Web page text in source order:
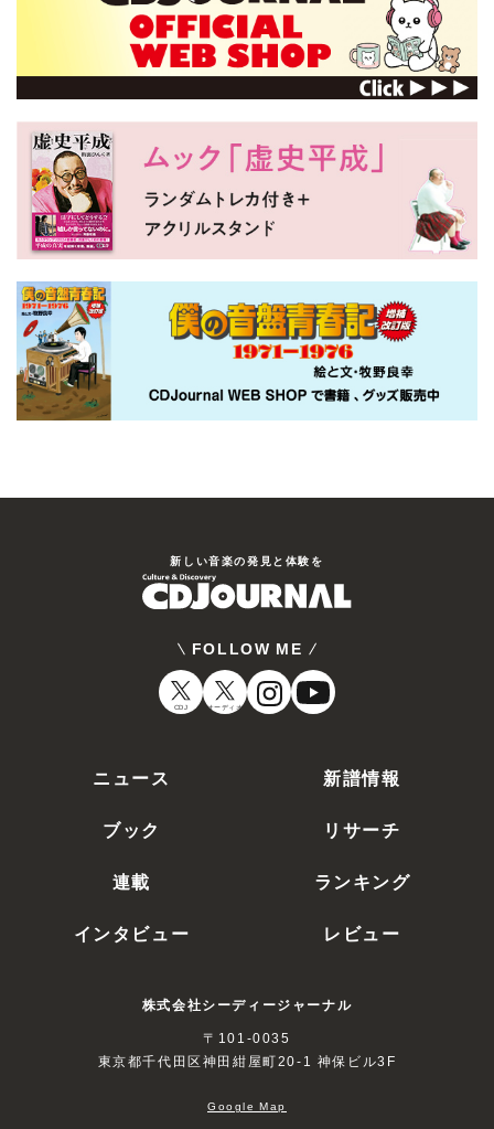
新しい⾳楽の発⾒と体験を
FOLLOW ME
CDJ オーディオ
ニュース
新譜情報
ブック
リサーチ
連載
ランキング
インタビュー
レビュー
株式会社シーディージャーナル
〒101-0035
東京都千代田区神田紺屋町20-1 神保ビル3F
Google Map